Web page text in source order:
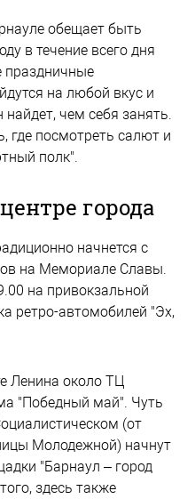
обещает быть
в течение всего дня
праздничные
на любой вкус и
чем себя занять.
где посмотреть салют и
полк".
города
начнется с
на Мемориале Славы.
на привокзальной
ретро-автомобилей "Эх,
Ленина около ТЦ
"Победный май". Чуть
(от
Молодежной) начнут
"Барнаул – город
здесь также